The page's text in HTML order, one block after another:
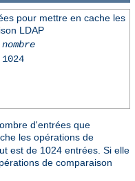
pour mettre en cache les
LDAP
nombre
d'entrées que
les opérations de
est de 1024 entrées. Si elle
de comparaison